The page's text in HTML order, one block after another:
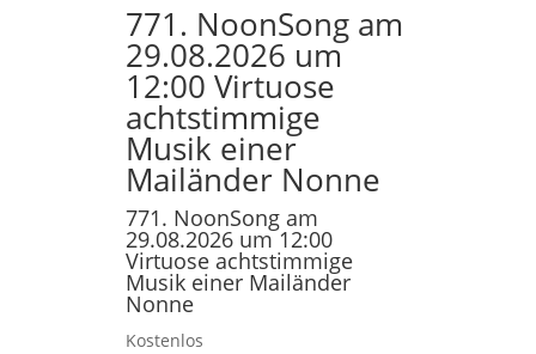
771. NoonSong am
29.08.2026 um
12:00 Virtuose
achtstimmige
Musik einer
Mailänder Nonne
771. NoonSong am
29.08.2026 um 12:00
Virtuose achtstimmige
Musik einer Mailänder
Nonne
Kostenlos